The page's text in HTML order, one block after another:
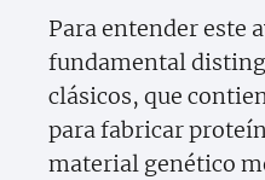
Para entender este
fundamental
clásicos, que
para fabricar
material genético